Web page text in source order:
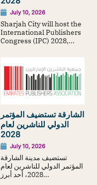
July 10, 2026
Sharjah City will host the
International Publishers
Congress (IPC) 2028,...
الشارقة تستضيف المؤتمر
الدولي للناشرين لعام
2028
July 10, 2026
تستضيف مدينة الشارقة
المؤتمر الدولي للناشرين لعام
2028، أحد أبرز...